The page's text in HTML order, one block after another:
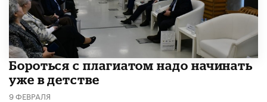
​Бороться с плагиатом надо начинать
уже в детстве
9 ФЕВРАЛЯ